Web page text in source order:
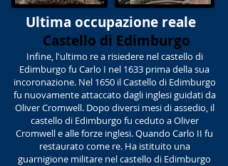
Ultima occupazione reale
Castello di Edimburgo
Infine, l'ultimo re a risiedere nel castello di
Edimburgo fu Carlo I nel 1633 prima della sua
incoronazione. Nel 1650 il Castello di Edimburgo
fu nuovamente attaccato dagli inglesi guidati da
Oliver Cromwell. Dopo diversi mesi di assedio, il
castello di Edimburgo fu ceduto a Oliver
Cromwell e alle forze inglesi. Quando Carlo II fu
restaurato come re. Ha istituito una
guarnigione militare nel castello di Edimburgo